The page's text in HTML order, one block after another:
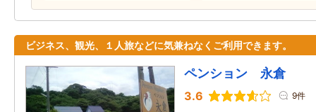
ビジネス、観光、１人旅などに気兼ねなくご利用できます。
ペンション 永倉
3.6 9件